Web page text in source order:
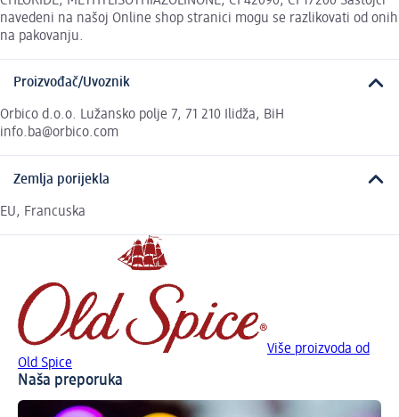
navedeni na našoj Online shop stranici mogu se razlikovati od onih
na pakovanju.
Proizvođač/Uvoznik
Orbico d.o.o. Lužansko polje 7, 71 210 Ilidža, BiH
info.ba@orbico.com
Zemlja porijekla
EU, Francuska
Više proizvoda od
Old Spice
Naša preporuka